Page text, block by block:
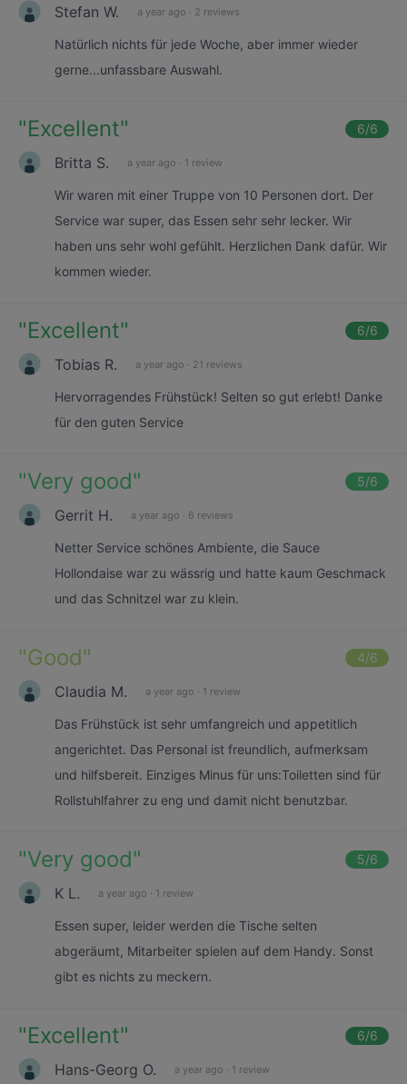
Stefan W. a year ago · 2 reviews
Natürlich nichts für jede Woche, aber immer wieder
gerne...unfassbare Auswahl.
"Excellent" 6/6
Britta S. a year ago · 1 review
Wir waren mit einer Truppe von 10 Personen dort. Der
Service war super, das Essen sehr sehr lecker. Wir
haben uns sehr wohl gefühlt. Herzlichen Dank dafür. Wir
kommen wieder.
"Excellent" 6/6
Tobias R. a year ago · 21 reviews
Hervorragendes Frühstück! Selten so gut erlebt! Danke
für den guten Service
"Very good" 5/6
Gerrit H. a year ago · 6 reviews
Netter Service schönes Ambiente, die Sauce
Hollondaise war zu wässrig und hatte kaum Geschmack
und das Schnitzel war zu klein.
"Good" 4/6
Claudia M. a year ago · 1 review
Das Frühstück ist sehr umfangreich und appetitlich
angerichtet. Das Personal ist freundlich, aufmerksam
und hilfsbereit. Einziges Minus für uns:Toiletten sind für
Rollstuhlfahrer zu eng und damit nicht benutzbar.
"Very good" 5/6
K L. a year ago · 1 review
Essen super, leider werden die Tische selten
abgeräumt, Mitarbeiter spielen auf dem Handy. Sonst
gibt es nichts zu meckern.
"Excellent" 6/6
Hans-Georg O. a year ago · 1 review